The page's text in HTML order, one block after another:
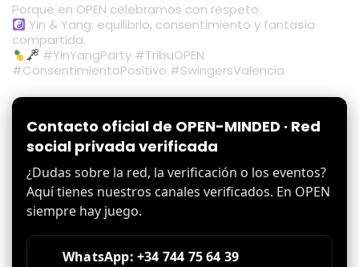
Porque en OPEN celebramos con respeto.
Yin & Yang: equilibrio, consentimiento y fantasía
compartida.
#YinYangParty #TribuOPEN
#ConsentimientoPositivo #SwingersValencia
Contacto oficial de OPEN-MINDED · Red
social privada verificada
¿Dudas sobre la red, la verificación o los eventos?
Aquí tienes nuestros canales verificados. En OPEN
siempre hay juego.
WhatsApp: +34 744 75 64 39